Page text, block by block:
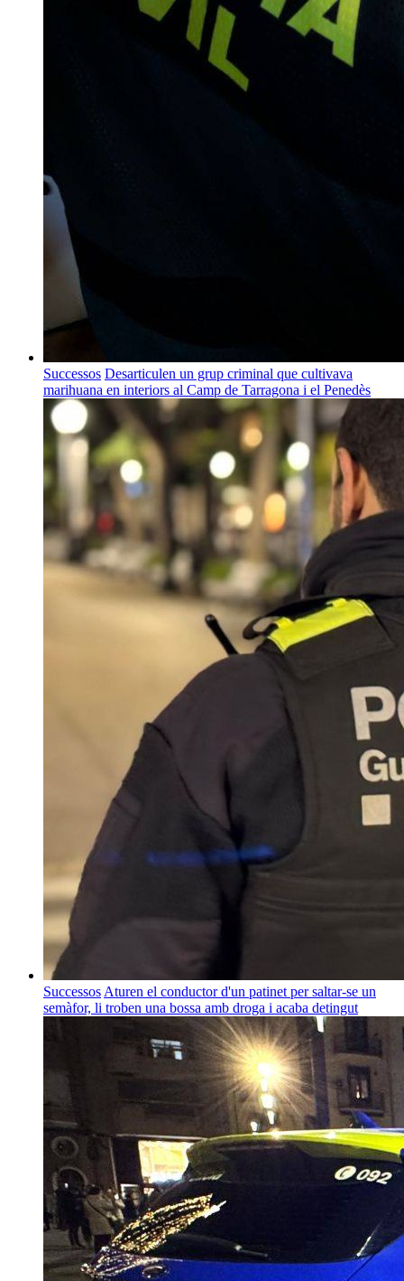
Successos Desarticulen un grup criminal que cultivava
marihuana en interiors al Camp de Tarragona i el Penedès
Successos Aturen el conductor d'un patinet per saltar-se un
semàfor, li troben una bossa amb droga i acaba detingut